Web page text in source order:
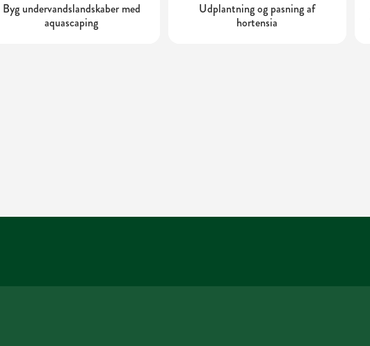
Byg undervandslandskaber med
aquascaping
Udplantning og pasning af
hortensia